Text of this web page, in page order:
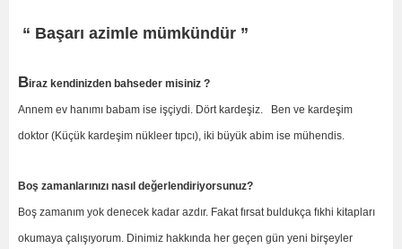
“ Başarı azimle mümkündür ”
Biraz kendinizden bahseder misiniz ?
Annem ev hanımı babam ise işçiydi. Dört kardeşiz. Ben ve kardeşim
doktor (Küçük kardeşim nükleer tıpcı), iki büyük abim ise mühendis.
Boş zamanlarınızı nasıl değerlendiriyorsunuz?
Boş zamanım yok denecek kadar azdır. Fakat fırsat buldukça fıkhi kitapları
okumaya çalışıyorum. Dinimiz hakkında her geçen gün yeni birşeyler